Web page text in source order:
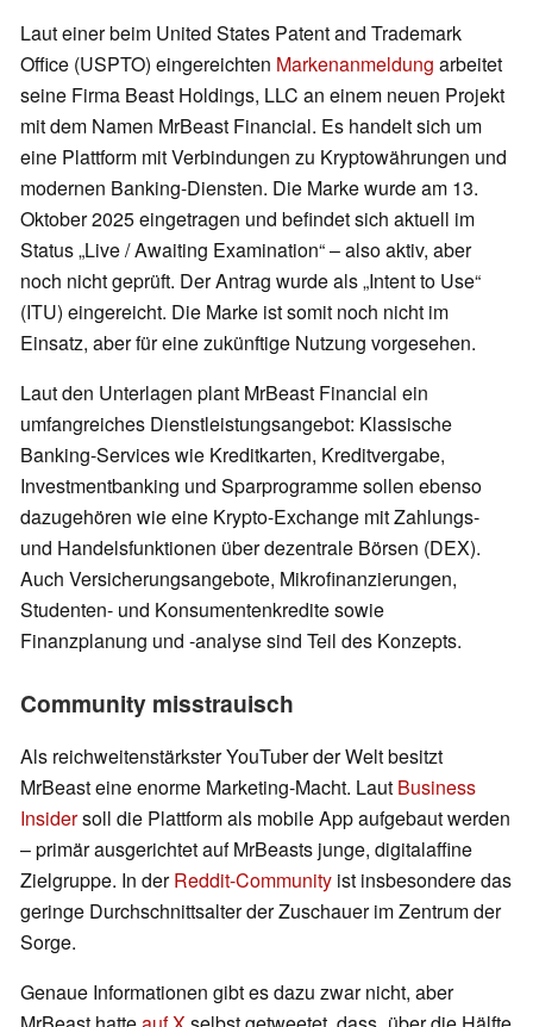
Laut einer beim United States Patent and Trademark
Office (USPTO) eingereichten Markenanmeldung arbeitet
seine Firma Beast Holdings, LLC an einem neuen Projekt
mit dem Namen MrBeast Financial. Es handelt sich um
eine Plattform mit Verbindungen zu Kryptowährungen und
modernen Banking-Diensten. Die Marke wurde am 13.
Oktober 2025 eingetragen und befindet sich aktuell im
Status „Live / Awaiting Examination“ – also aktiv, aber
noch nicht geprüft. Der Antrag wurde als „Intent to Use“
(ITU) eingereicht. Die Marke ist somit noch nicht im
Einsatz, aber für eine zukünftige Nutzung vorgesehen.
Laut den Unterlagen plant MrBeast Financial ein
umfangreiches Dienstleistungsangebot: Klassische
Banking-Services wie Kreditkarten, Kreditvergabe,
Investmentbanking und Sparprogramme sollen ebenso
dazugehören wie eine Krypto-Exchange mit Zahlungs-
und Handelsfunktionen über dezentrale Börsen (DEX).
Auch Versicherungsangebote, Mikrofinanzierungen,
Studenten- und Konsumentenkredite sowie
Finanzplanung und -analyse sind Teil des Konzepts.
Community misstrauisch
Als reichweitenstärkster YouTuber der Welt besitzt
MrBeast eine enorme Marketing-Macht. Laut Business
Insidersoll die Plattform als mobile App aufgebaut werden
– primär ausgerichtet auf MrBeasts junge, digitalaffine
Zielgruppe. In derReddit-Community ist insbesondere das
geringe Durchschnittsalter der Zuschauer im Zentrum der
Sorge.
Genaue Informationen gibt es dazu zwar nicht, aber